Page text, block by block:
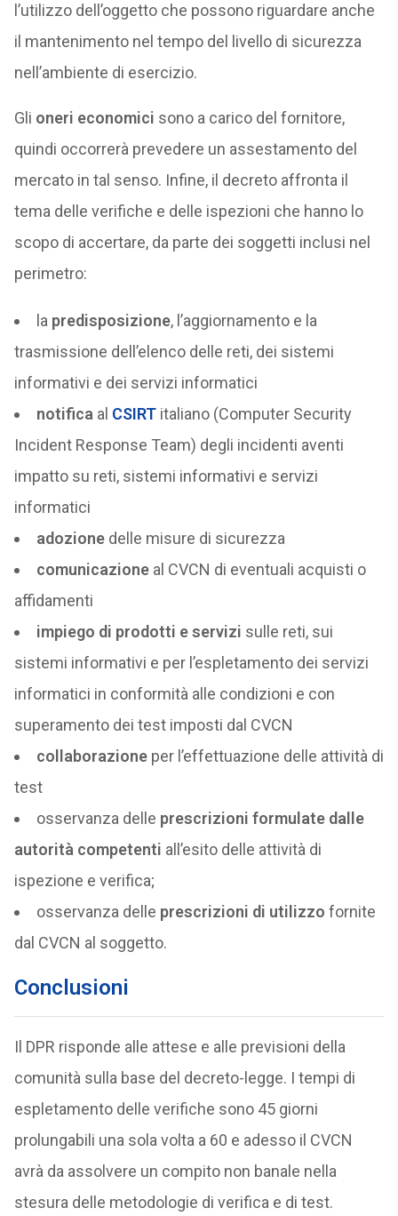
l’utilizzo dell’oggetto che possono riguardare anche
il mantenimento nel tempo del livello di sicurezza
nell’ambiente di esercizio.
Gli oneri economici sono a carico del fornitore,
quindi occorrerà prevedere un assestamento del
mercato in tal senso. Infine, il decreto affronta il
tema delle verifiche e delle ispezioni che hanno lo
scopo di accertare, da parte dei soggetti inclusi nel
perimetro:
la predisposizione, l’aggiornamento e la
trasmissione dell’elenco delle reti, dei sistemi
informativi e dei servizi informatici
notifica al CSIRTitaliano (Computer Security
Incident Response Team) degli incidenti aventi
impatto su reti, sistemi informativi e servizi
informatici
adozionedelle misure di sicurezza
comunicazioneal CVCN di eventuali acquisti o
affidamenti
impiego di prodotti e servizi sulle reti, sui
sistemi informativi e per l’espletamento dei servizi
informatici in conformità alle condizioni e con
superamento dei test imposti dal CVCN
collaborazioneper l’effettuazione delle attività di
test
osservanza delle prescrizioni formulate dalle
autorità competenti all’esito delle attività di
ispezione e verifica;
osservanza delle prescrizioni di utilizzo fornite
dal CVCN al soggetto.
Conclusioni
Il DPR risponde alle attese e alle previsioni della
comunità sulla base del decreto-legge. I tempi di
espletamento delle verifiche sono 45 giorni
prolungabili una sola volta a 60 e adesso il CVCN
avrà da assolvere un compito non banale nella
stesura delle metodologie di verifica e di test.